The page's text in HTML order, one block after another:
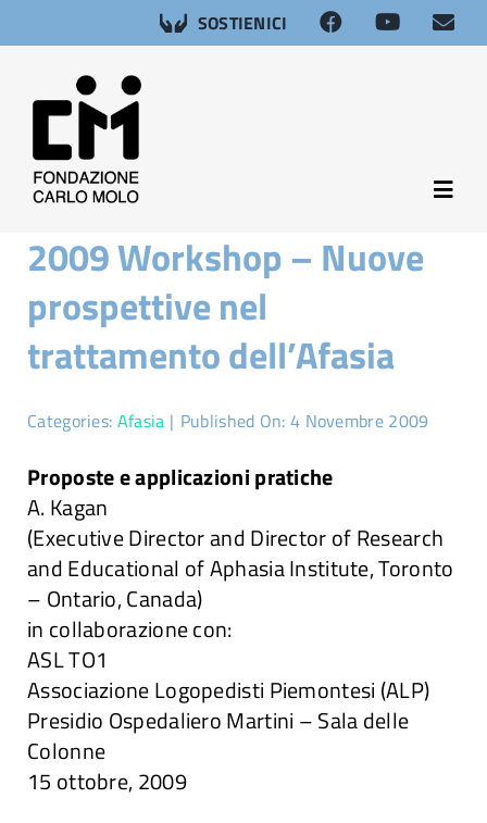
al
contenuto
SOSTIENICI
About
Neuroscienze
Salute sessuale
Attività
Ricerche
Convegni e articoli
2009 Workshop – Nuove
prospettive nel
trattamento dell’Afasia
Categories: Afasia | Published On: 4 Novembre 2009
Proposte e applicazioni pratiche
A. Kagan
(Executive Director and Director of Research
and Educational of Aphasia Institute, Toronto
– Ontario, Canada)
in collaborazione con:
ASL TO1
Associazione Logopedisti Piemontesi (ALP)
Presidio Ospedaliero Martini – Sala delle
Colonne
15 ottobre, 2009